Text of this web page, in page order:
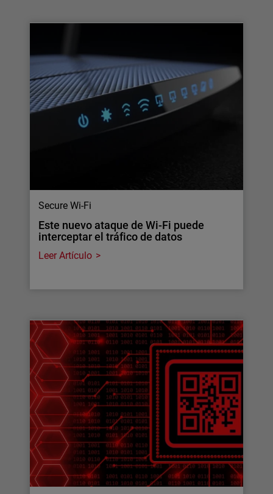
Secure Wi-Fi
Este nuevo ataque de Wi-Fi puede
interceptar el tráfico de datos
Leer Artículo